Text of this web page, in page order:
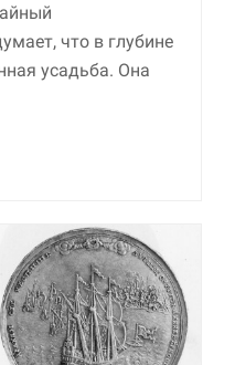
что в глубине
усадьба. Она
сайта, вы повышаете
вероятность того, что
будете получать
персонализированный